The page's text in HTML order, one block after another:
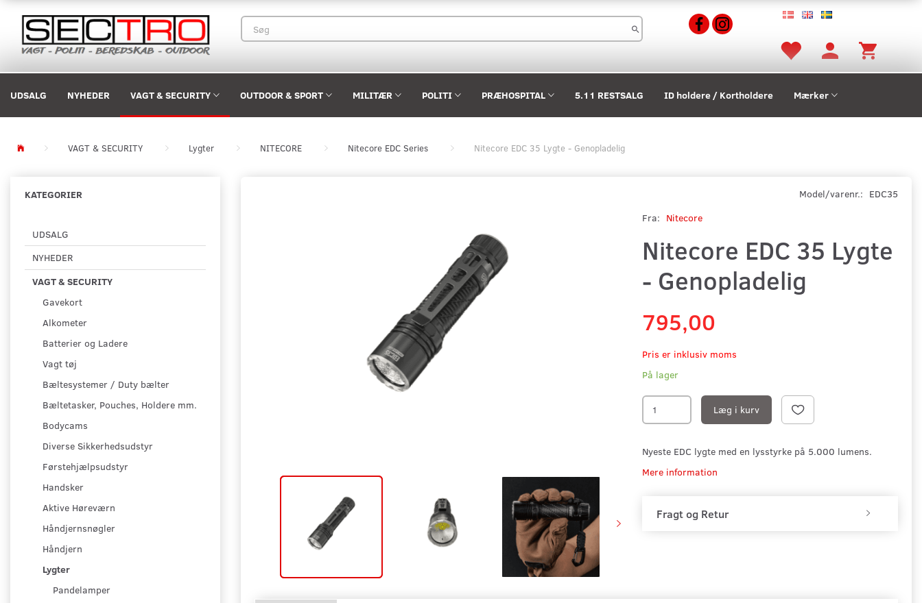
UDSALG NYHEDER VAGT & SECURITY OUTDOOR & SPORT MILITÆR POLITI PRÆHOSPITAL 5.11 RESTSALG ID holdere / Kortholdere Mærker
VAGT & SECURITY Lygter NITECORE Nitecore EDC Series Nitecore EDC 35 Lygte - Genopladelig
KATEGORIER
UDSALG
NYHEDER
VAGT & SECURITY
Gavekort
Alkometer
Batterier og Ladere
Vagt tøj
Bæltesystemer / Duty bælter
Bæltetasker, Pouches, Holdere mm.
Bodycams
Diverse Sikkerhedsudstyr
Førstehjælpsudstyr
Handsker
Aktive Høreværn
Håndjernsnøgler
Håndjern
Lygter
Pandelamper
Model/varenr.: EDC35
Fra: Nitecore
Nitecore EDC 35 Lygte
- Genopladelig
795,00
Pris er inklusiv moms
På lager
Læg i kurv
Nyeste EDC lygte med en lysstyrke på 5.000 lumens.
Mere information
Fragt og Retur